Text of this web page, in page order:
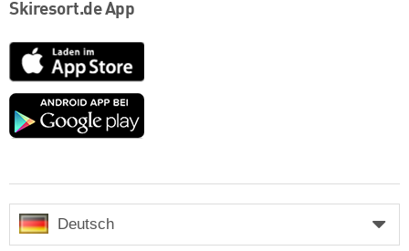
Skiresort.de App
App
Store
Google
Deutsch